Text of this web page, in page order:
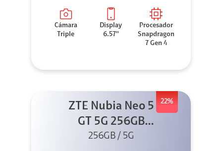
Cámara
Triple
Display
6.57''
Procesador
Snapdragon
7 Gen 4
22%
ZTE Nubia Neo 5
GT 5G 256GB
Negro + GPAD +
256GB / 5G